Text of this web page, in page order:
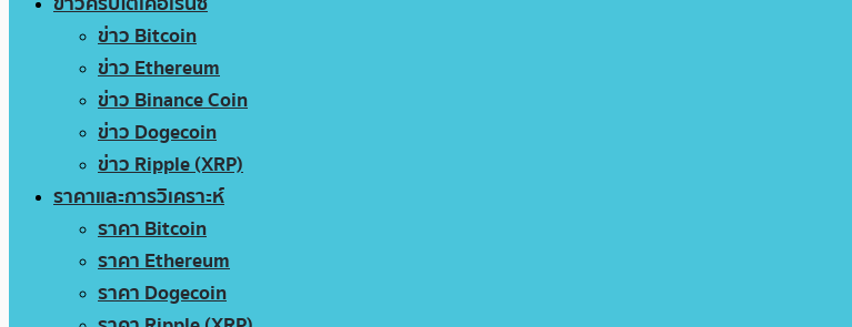
ข่าว Bitcoin
ข่าว Ethereum
ข่าว Binance Coin
ข่าว Dogecoin
ข่าว Ripple (XRP)
ราคาและการวิเคราะห์
ราคา Bitcoin
ราคา Ethereum
ราคา Dogecoin